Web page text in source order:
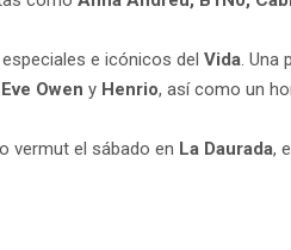
e icónicos del Vida. Una
Eve Owen y Henrio, así como un
vermut el sábado en La Daurada,